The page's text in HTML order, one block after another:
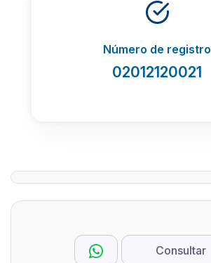
Número de registro
02012120021
Consultar